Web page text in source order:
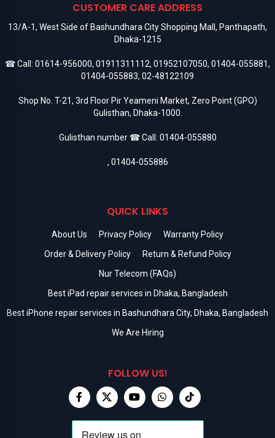
CUSTOMER CARE ADDRESS
13/A-1, West Side of Bashundhara City Shopping Mall, Panthapath,
Dhaka-1215
☎ Call: 01614-956000, 01911311112, 01952107050, 01404-055881,
01404-055883, 02-48122109
Shop No. T-21, 3rd Floor Pir Yeameni Market, Zero Point (GPO)
Gulisthan, Dhaka-1000.
Gulisthan number ☎ Call: 01404-055880
, 01404-055886
QUICK LINKS
About Us Privacy Policy
Warranty Policy
Order & Delivery Policy
Return & Refund Policy
Nur Telecom (FAQs)
Best iPad repair services in Dhaka, Bangladesh
Best iPhone repair services in Bashundhara City, Dhaka, Bangladesh
We Are Hiring
FOLLOW US!